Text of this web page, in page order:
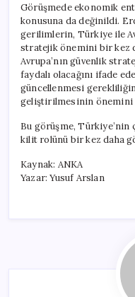
Görüşmede ekonomik
konusuna da değinildi.
gerilimlerin, Türkiye ile
stratejik önemini bir kez
Avrupa’nın güvenlik
faydalı olacağını ifade
güncellenmesi
geliştirilmesinin önemini
Bu görüşme, Türkiye’nin
kilit rolünü bir kez daha
Kaynak: ANKA
Yazar: Yusuf Arslan